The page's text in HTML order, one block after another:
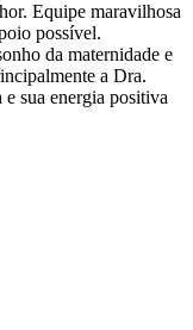
Equipe maravilhosa
possível.
da maternidade e
a Dra.
sua energia positiva